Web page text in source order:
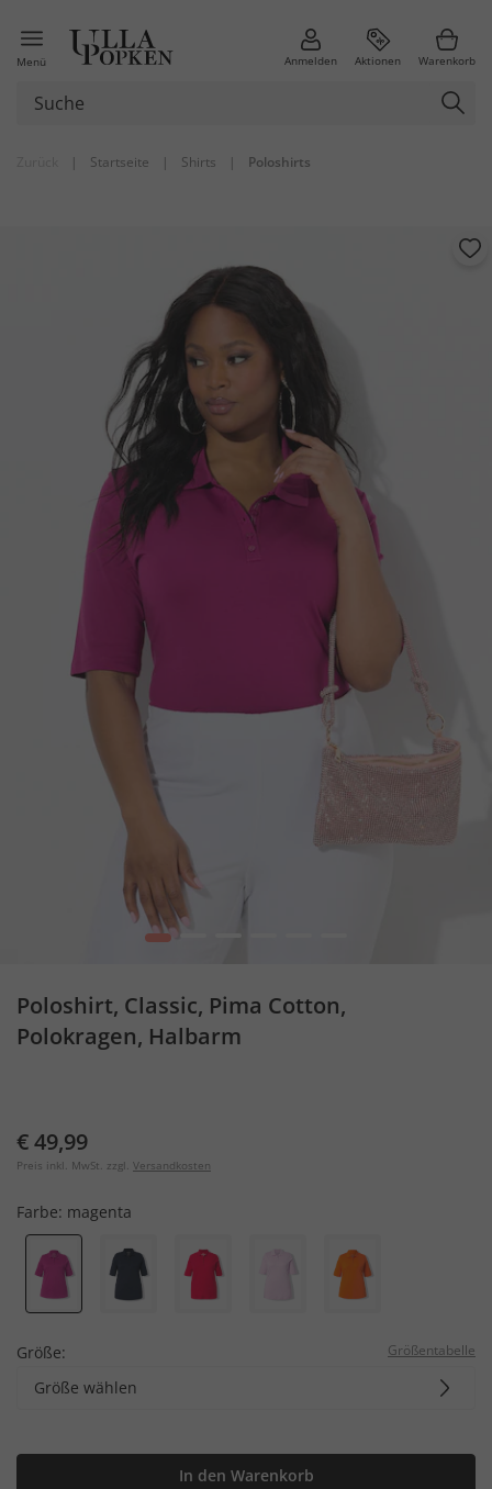
Menü Anmelden Aktionen Warenkorb
| Startseite | Shirts | Poloshirts
1
Poloshirt, Classic, Pima Cotton,
Polokragen, Halbarm
€ 49,99
Preis inkl. MwSt. zzgl. Versandkosten
Farbe: magenta
Größe: Größentabelle
Größe wählen
In den Warenkorb